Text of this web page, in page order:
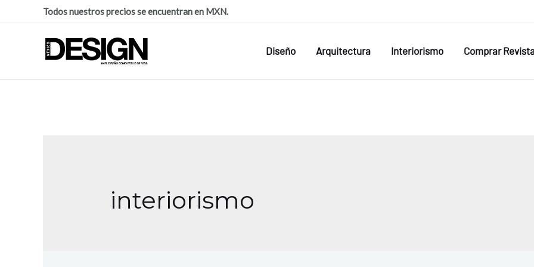
Todos nuestros precios se encuentran en MXN.
Diseño Arquitectura Interiorismo Comprar
interiorismo